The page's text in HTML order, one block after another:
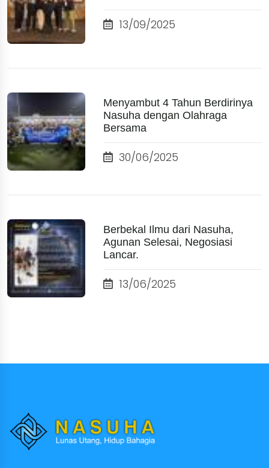
13/09/2025
Menyambut 4 Tahun Berdirinya
Nasuha dengan Olahraga
Bersama
30/06/2025
Berbekal Ilmu dari Nasuha,
Agunan Selesai, Negosiasi
Lancar.
13/06/2025